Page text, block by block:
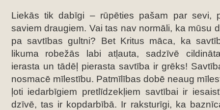
Liekās tik dabīgi – rūpēties pašam par sevi,
saviem draugiem. Vai tas nav normāli, ka mūsu
pa savtības gultni? Bet Kritus māca, ka
likuma robežās labi atļauta, sadzīvē
ierasta un tādēļ pierasta savtība ir grēks!
nosmacē mīlestību. Patmīlības dobē neaug
ļoti iedarbīgiem pretlīdzekļiem savtībai ir
dzīvē, tas ir kopdarbībā. Ir raksturīgi, ka